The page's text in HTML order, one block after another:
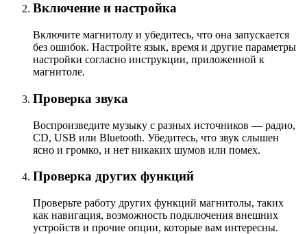
Включение и настройка
Включите магнитолу и убедитесь, что она запускается
без ошибок. Настройте язык, время и другие параметры
настройки согласно инструкции, приложенной к
магнитоле.
Проверка звука
Воспроизведите музыку с разных источников — радио,
CD, USB или Bluetooth. Убедитесь, что звук слышен
ясно и громко, и нет никаких шумов или помех.
Проверка других функций
Проверьте работу других функций магнитолы, таких
как навигация, возможность подключения внешних
устройств и прочие опции, которые вам интересны.